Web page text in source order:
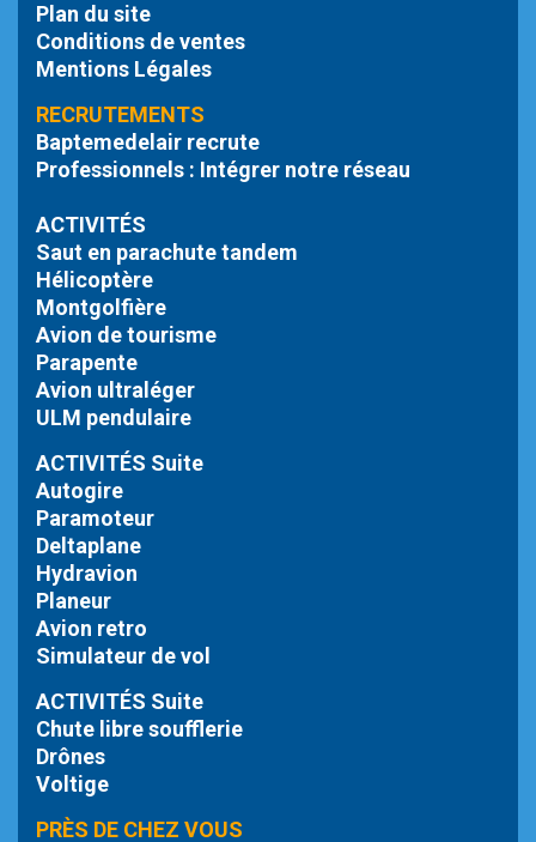
Plan du site
Conditions de ventes
Mentions Légales
RECRUTEMENTS
Baptemedelair recrute
Professionnels : Intégrer notre réseau
ACTIVITÉS
Saut en parachute tandem
Hélicoptère
Montgolfière
Avion de tourisme
Parapente
Avion ultraléger
ULM pendulaire
ACTIVITÉS Suite
Autogire
Paramoteur
Deltaplane
Hydravion
Planeur
Avion retro
Simulateur de vol
ACTIVITÉS Suite
Chute libresoufflerie
Drônes
Voltige
PRÈS DE CHEZ VOUS